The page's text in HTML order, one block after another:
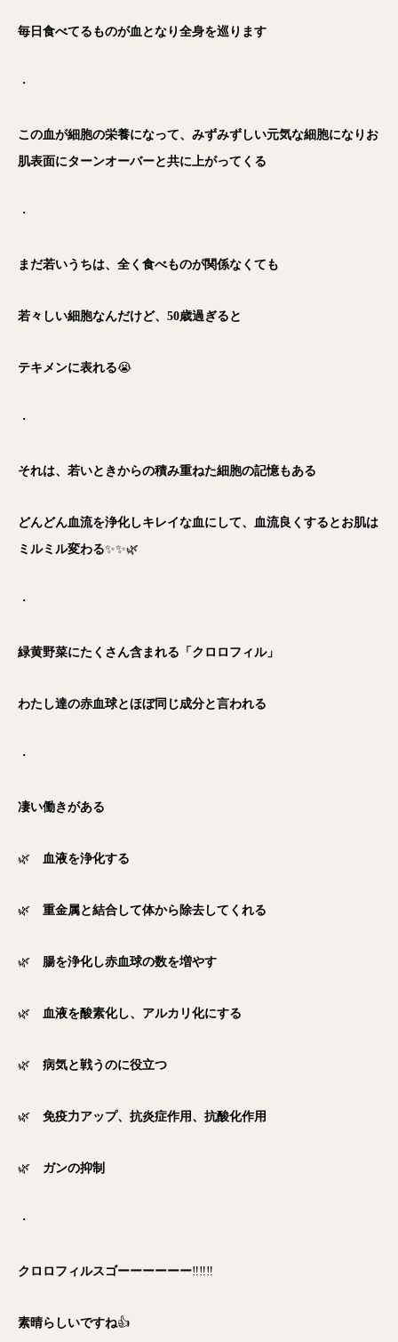
毎日食べてるものが血となり全身を巡ります
・
この血が細胞の栄養になって、みずみずしい元気な細胞になりお
肌表面にターンオーバーと共に上がってくる
・
まだ若いうちは、全く食べものが関係なくても
若々しい細胞なんだけど、50歳過ぎると
テキメンに表れる😭
・
それは、若いときからの積み重ねた細胞の記憶もある
どんどん血流を浄化しキレイな血にして、血流良くするとお肌は
ミルミル変わる✨✨🌿
・
緑黄野菜にたくさん含まれる「クロロフィル」
わたし達の赤血球とほぼ同じ成分と言われる
・
凄い働きがある
🌿 血液を浄化する
🌿 重金属と結合して体から除去してくれる
🌿 腸を浄化し赤血球の数を増やす
🌿 血液を酸素化し、アルカリ化にする
🌿 病気と戦うのに役立つ
🌿 免疫力アップ、抗炎症作用、抗酸化作用
🌿 ガンの抑制
・
クロロフィルスゴーーーーーー‼️‼️‼️
素晴らしいですね👍